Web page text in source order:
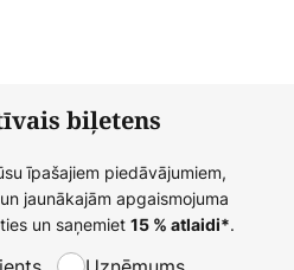
biļetens
īpašajiem piedāvājumiem,
jaunākajām apgaismojuma
un saņemiet 15 % atlaidi*.